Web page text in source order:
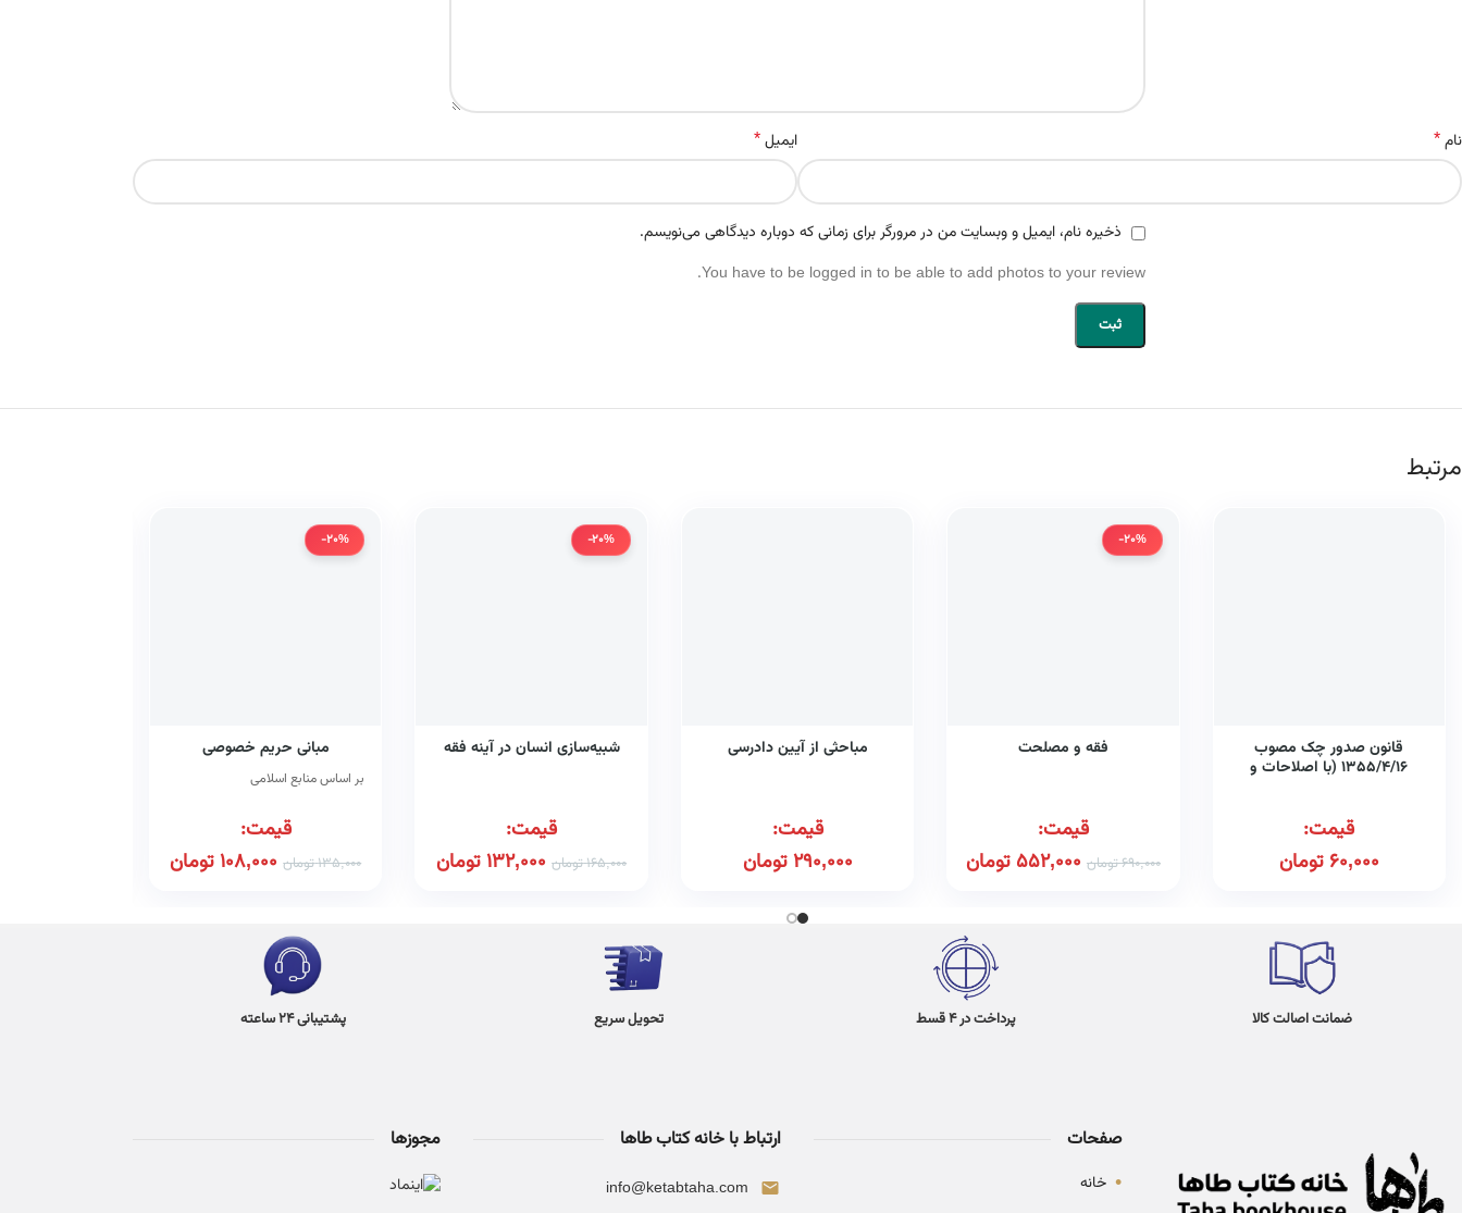
نام* ایمیل*
ذخیره نام، ایمیل و وبسایت من در مرورگر برای زمانی که دوباره دیدگاهی می‌نویسم.
You have to be logged in to be able to add photos to your review.
مرتبط
قانون صدور چک مصوب
۱۳۵۵/۴/۱۶ (با اصلاحات و
قیمت:
60,000 تومان
-20%
فقه و مصلحت
قیمت:
690,000تومان 552,000 تومان
مباحثی از آیین دادرسی
قیمت:
290,000تومان
-20%
شبیه‌سازی انسان در آینه فقه
قیمت:
165,000تومان 132,000تومان
-20%
مبانی حریم خصوصی
بر اساس منابع اسلامی
قیمت:
135,000تومان 108,000تومان
ضمانت اصالت کالا پرداخت در 4 قسط تحویل سریع پشتیبانی 24 ساعته
صفحات
• خانه
ارتباط با خانه کتاب طاها
info@ketabtaha.com
مجوزها